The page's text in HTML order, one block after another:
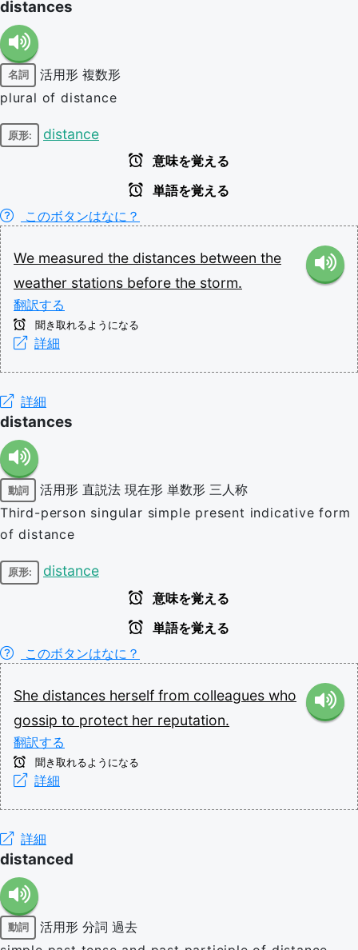
distances
名詞 活用形 複数形
plural of distance
原形: distance
意味を覚える
単語を覚える
このボタンはなに？
We measured the distances between the
weather stations before the storm.
翻訳する
聞き取れるようになる
詳細
詳細
distances
動詞 活用形 直説法 現在形 単数形 三人称
Third-person singular simple present indicative form
of distance
原形: distance
意味を覚える
単語を覚える
このボタンはなに？
She distances herself from colleagues who
gossip to protect her reputation.
翻訳する
聞き取れるようになる
詳細
詳細
distanced
動詞 活用形 分詞 過去